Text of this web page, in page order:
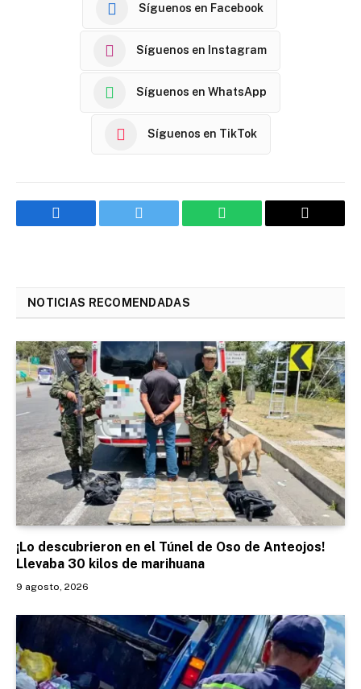
Síguenos en Facebook
Síguenos en Instagram
Síguenos en WhatsApp
Síguenos en TikTok
Facebook Twitter WhatsApp Email
NOTICIAS RECOMENDADAS
¡Lo descubrieron en el Túnel de Oso de Anteojos!
Llevaba 30 kilos de marihuana
9 agosto, 2026